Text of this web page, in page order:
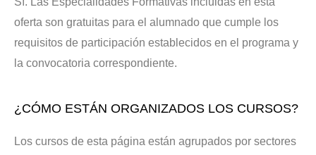
oferta son gratuitas para el alumnado que cumple los
requisitos de participación establecidos en el programa y
la convocatoria correspondiente.
¿CÓMO ESTÁN ORGANIZADOS LOS CURSOS?
Los cursos de esta página están agrupados por sectores